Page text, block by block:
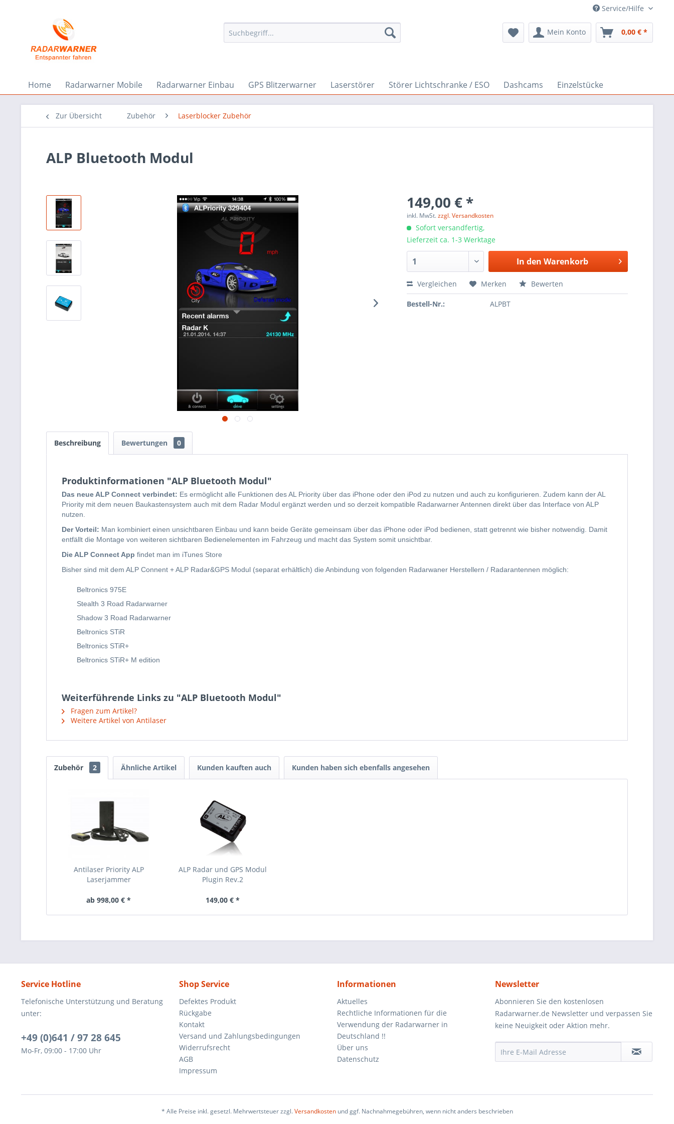
Service/Hilfe
Mein Konto 0,00 € *
Home Radarwarner Mobile Radarwarner Einbau GPS Blitzerwarner Laserstörer Störer Lichtschranke / ESO Dashcams Einzelstücke
Zur Übersicht Zubehör Laserblocker Zubehör
ALP Bluetooth Modul
149,00 € *
inkl. MwSt.zzgl. Versandkosten
Sofort versandfertig,
Lieferzeit ca. 1-3 Werktage
In den Warenkorb
Vergleichen Merken Bewerten
Bestell-Nr.: ALPBT
Beschreibung Bewertungen 0
Produktinformationen "ALP Bluetooth Modul"
Das neue ALP Connect verbindet: Es ermöglicht alle Funktionen des AL Priority über das iPhone oder den iPod zu nutzen und auch zu konfigurieren. Zudem kann der AL
Priority mit dem neuen Baukastensystem auch mit dem Radar Modul ergänzt werden und so derzeit kompatible Radarwarner Antennen direkt über das Interface von ALP
nutzen.
Der Vorteil: Man kombiniert einen unsichtbaren Einbau und kann beide Geräte gemeinsam über das iPhone oder iPod bedienen, statt getrennt wie bisher notwendig. Damit
entfällt die Montage von weiteren sichtbaren Bedienelementen im Fahrzeug und macht das System somit unsichtbar.
Die ALP Connect App findet man im iTunes Store
Bisher sind mit dem ALP Connent + ALP Radar&GPS Modul (separat erhältlich) die Anbindung von folgenden Radarwaner Herstellern / Radarantennen möglich:
Beltronics 975E
Stealth 3 Road Radarwarner
Shadow 3 Road Radarwarner
Beltronics STiR
Beltronics STiR+
Beltronics STiR+ M edition
Weiterführende Links zu "ALP Bluetooth Modul"
Fragen zum Artikel?
Weitere Artikel von Antilaser
Zubehör 2 Ähnliche Artikel Kunden kauften auch Kunden haben sich ebenfalls angesehen
Antilaser Priority ALP
Laserjammer
ab 998,00 € *
ALP Radar und GPS Modul
Plugin Rev.2
149,00 € *
Service Hotline
Telefonische Unterstützung und Beratung
unter:
+49 (0)641 / 97 28 645
Mo-Fr, 09:00 - 17:00 Uhr
Shop Service
Defektes Produkt
Rückgabe
Kontakt
Versand und Zahlungsbedingungen
Widerrufsrecht
AGB
Impressum
Informationen
Aktuelles
Rechtliche Informationen für die
Verwendung der Radarwarner in
Deutschland !!
Über uns
Datenschutz
Newsletter
Abonnieren Sie den kostenlosen
Radarwarner.de Newsletter und verpassen Sie
keine Neuigkeit oder Aktion mehr.
* Alle Preise inkl. gesetzl. Mehrwertsteuer zzgl.Versandkostenund ggf. Nachnahmegebühren, wenn nicht anders beschrieben